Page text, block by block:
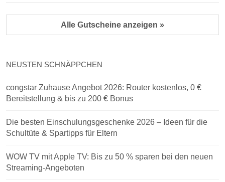
Alle Gutscheine anzeigen »
NEUSTEN SCHNÄPPCHEN
congstar Zuhause Angebot 2026: Router kostenlos, 0 €
Bereitstellung & bis zu 200 € Bonus
Die besten Einschulungsgeschenke 2026 – Ideen für die
Schultüte & Spartipps für Eltern
WOW TV mit Apple TV: Bis zu 50 % sparen bei den neuen
Streaming-Angeboten